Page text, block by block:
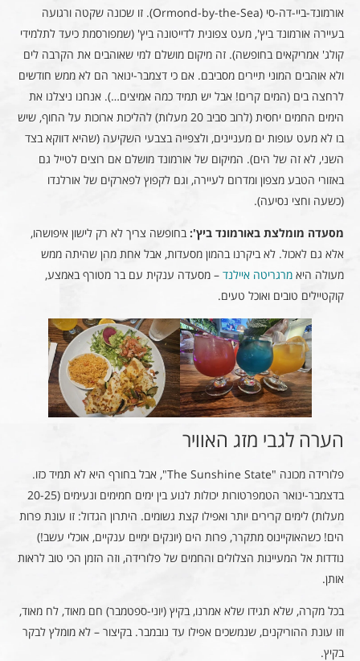
אורמונד-ביי-דה-סי (Ormond-by-the-Sea). זו שכונה שקטה ורגועה
בעיירה אורמונד ביץ', מעט צפונית לדייטונה ביץ' (שמפורסמת כיעד לתלמידי
קולג' אמריקאים בחופשה). זה מיקום מושלם למי שאוהבים את הקרבה לים
ולא אוהבים המוני תיירים מסביבם. אם כי דצמבר-ינואר הם לא ממש חודשים
לרחצה בים (המים קרים! אבל יש תמיד כמה אמיצים…). אנחנו ניצלנו את
הימים החמים יחסית (לרוב סביב 20 מעלות) להליכות ארוכות על החוף, שיש
בו לא מעט עופות ים מעניינים, ולצפייה בצבעי השקיעה (שהיא דווקא בצד
השני, לא זה של הים). המיקום של אורמונד מושלם אם רוצים לטייל גם
באזורי הטבע מצפון ומדרום לעיירה, וגם לקפוץ לפארקים של אורלנדו
(כשעה וחצי נסיעה).
מסעדה מומלצת באורמונד ביץ':בחופשה צריך לא רק לישון איפושהו,
אלא גם לאכול. לא ביקרנו בהמון מסעדות, אבל אחת מהן שהיתה ממש
מעולה היא מרגריטה איילנד – מסעדה ענקית עם בר מטורף באמצע,
קוקטיילים טובים ואוכל טעים.
הערה לגבי מזג האוויר
פלורידה מכונה "The Sunshine State", אבל בחורף היא לא תמיד כזו.
בדצמבר-ינואר הטמפרטורות יכולות לנוע בין ימים חמימים ונעימים (20-25
מעלות) לימים קרירים יותר ואפילו קצת גשומים. היתרון הגדול: זו עונת פרות
הים! כשהאוקיינוס מתקרר, פרות הים (יונקים ימיים ענקיים, אוכלי עשב!)
נודדות אל המעיינות הצלולים והחמים של פלורידה, וזה הזמן הכי טוב לראות
אותן.
בכל מקרה, שלא תגידו שלא אמרנו, בקיץ (יוני-ספטמבר) חם מאוד, לח מאוד,
וזו עונת ההוריקנים, שנמשכים אפילו עד נובמבר. בקיצור – לא מומלץ לבקר
בקיץ.